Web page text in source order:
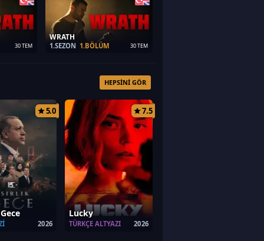
30 TEM
WRATH
1.SEZON 1.BÖLÜM 30 TEM
HEPSINI GÖR
5.0
2026
7.5
Lucky
2026
TÜRKÇE ALTYAZI